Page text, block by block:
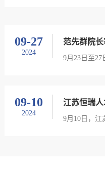
09-27
2024
09-10
2024